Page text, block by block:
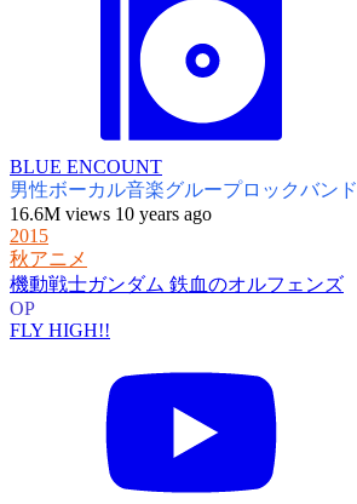
BLUE ENCOUNT
男性ボーカル音楽グループロックバンド
16.6M views 10 years ago
2015
秋アニメ
機動戦士ガンダム 鉄血のオルフェンズ
OP
FLY HIGH!!